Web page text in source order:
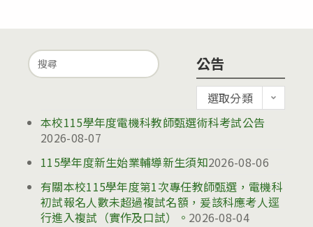
Search
for:
公告
告
選取分類
本校115學年度電機科教師甄選術科考試公告
2026-08-07
115學年度新生始業輔導新生須知2026-08-06
有關本校115學年度第1次專任教師甄選，電機科
初試報名人數未超過複試名額，爰該科應考人逕
行進入複試（實作及口試）。 2026-08-04